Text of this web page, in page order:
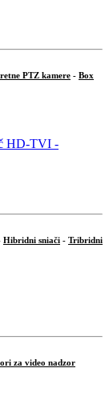
PTZ kamere - Box
Hibridni sniači - Tribridni
za video nadzor